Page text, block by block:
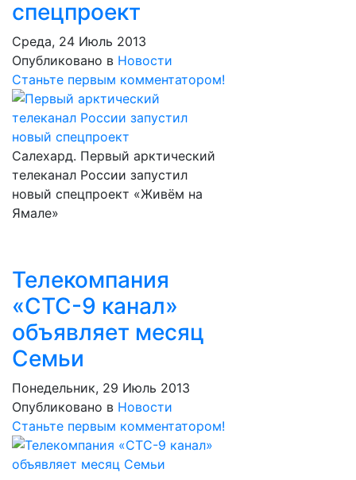
спецпроект
Среда, 24 Июль 2013
Опубликовано в Новости
Станьте первым комментатором!
Салехард. Первый арктический
телеканал России запустил
новый спецпроект «Живём на
Ямале»
Телекомпания
«СТС-9 канал»
объявляет месяц
Семьи
Понедельник, 29 Июль 2013
Опубликовано в Новости
Станьте первым комментатором!